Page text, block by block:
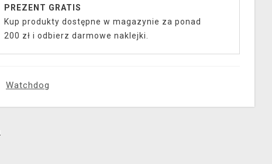
PREZENT GRATIS
Kup produkty dostępne w magazynie za ponad
200 zł i odbierz darmowe naklejki.
Watchdog